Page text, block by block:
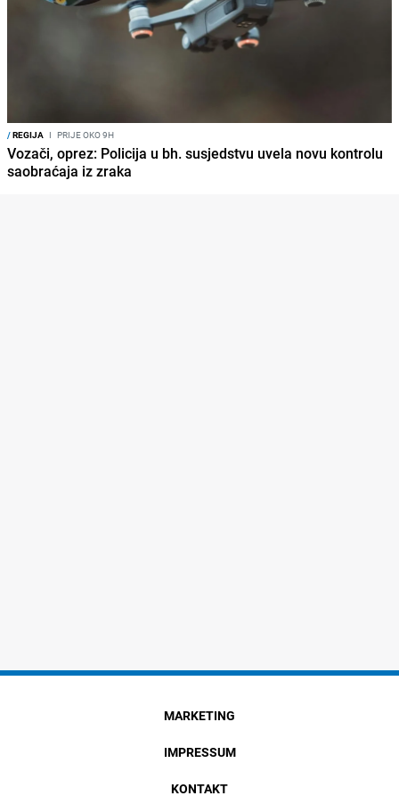
/REGIJA I PRIJE OKO 9H
Vozači, oprez: Policija u bh. susjedstvu uvela novu kontrolu
saobraćaja iz zraka
MARKETING
IMPRESSUM
KONTAKT